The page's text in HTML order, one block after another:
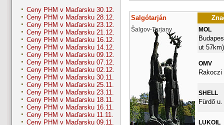
Ceny PHM v Maďarsku 30.12.
Ceny PHM v Maďarsku 28.12.
Ceny PHM v Maďarsku 23.12.
Ceny PHM v Maďarsku 21.12.
Ceny PHM v Maďarsku 16.12.
Ceny PHM v Maďarsku 14.12.
Ceny PHM v Maďarsku 09.12.
Ceny PHM v Maďarsku 07.12.
Ceny PHM v Maďarsku 02.12.
Ceny PHM v Maďarsku 30.11.
Ceny PHM v Maďarsku 25.11.
Ceny PHM v Maďarsku 23.11.
Ceny PHM v Maďarsku 18.11.
Ceny PHM v Maďarsku 16.11.
Ceny PHM v Maďarsku 11.11.
Ceny PHM v Maďarsku 09.11.
Salgótarján
Šalgov-Tarjany MOL
ut 57km)
OMV
Rakoczi
SHELL
Fürdő u.
LUKOIL